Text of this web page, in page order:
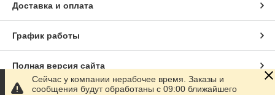
Доставка и оплата
График работы
Полная версия сайта
Сейчас у компании нерабочее время. Заказы и
сообщения будут обработаны с 09:00 ближайшего